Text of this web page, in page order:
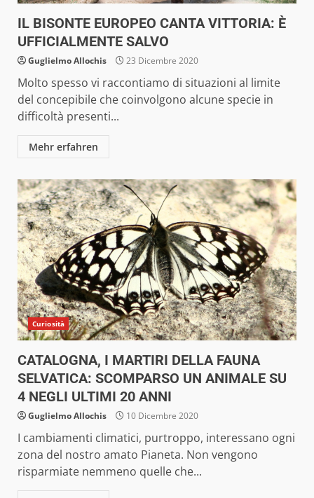
IL BISONTE EUROPEO CANTA VITTORIA: È
UFFICIALMENTE SALVO
Guglielmo Allochis 23 Dicembre 2020
Molto spesso vi raccontiamo di situazioni al limite
del concepibile che coinvolgono alcune specie in
difficoltà presenti...
Mehr erfahren
Curiosità
CATALOGNA, I MARTIRI DELLA FAUNA
SELVATICA: SCOMPARSO UN ANIMALE SU
4 NEGLI ULTIMI 20 ANNI
Guglielmo Allochis 10 Dicembre 2020
I cambiamenti climatici, purtroppo, interessano ogni
zona del nostro amato Pianeta. Non vengono
risparmiate nemmeno quelle che...